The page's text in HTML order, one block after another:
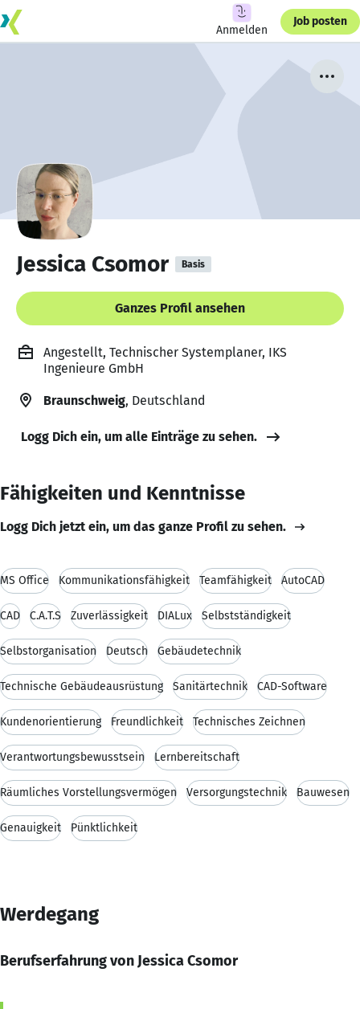
Anmelden
Job posten
Jessica Csomor Basis
Ganzes Profil ansehen
Angestellt, Technischer Systemplaner, IKS
Ingenieure GmbH
Braunschweig, Deutschland
Logg Dich ein, um alle Einträge zu sehen.
Fähigkeiten und Kenntnisse
Logg Dich jetzt ein, um das ganze Profil zu sehen.
MS Office Kommunikationsfähigkeit Teamfähigkeit AutoCAD
CAD C.A.T.S Zuverlässigkeit DIALux Selbstständigkeit
Selbstorganisation Deutsch Gebäudetechnik
Technische Gebäudeausrüstung Sanitärtechnik CAD-Software
Kundenorientierung Freundlichkeit Technisches Zeichnen
Verantwortungsbewusstsein Lernbereitschaft
Räumliches Vorstellungsvermögen Versorgungstechnik Bauwesen
Genauigkeit Pünktlichkeit
Werdegang
Berufserfahrung von Jessica Csomor